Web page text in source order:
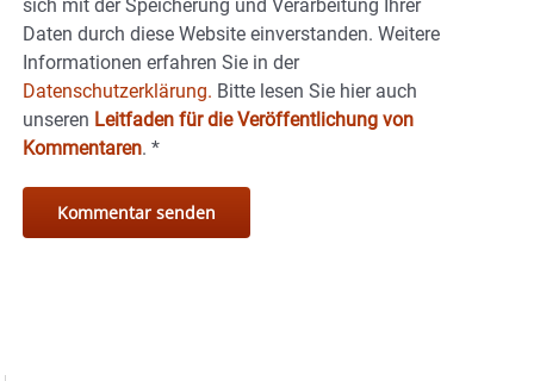
sich mit der Speicherung und Verarbeitung Ihrer
Daten durch diese Website einverstanden. Weitere
Informationen erfahren Sie in der
Datenschutzerklärung. Bitte lesen Sie hier auch
unseren Leitfaden für die Veröffentlichung von
Kommentaren. *